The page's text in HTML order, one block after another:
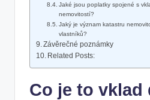
Jaké jsou poplatky spojené s
nemovitostí?
Jaký je ​význam katastru
vlastníků?
Závěrečné poznámky
Related Posts:
Co‍ je to vklad